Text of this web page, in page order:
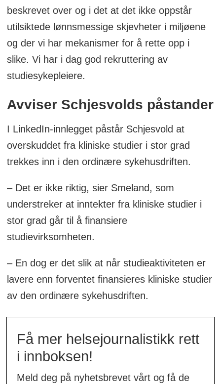
beskrevet over og i det at det ikke oppstår
utilsiktede lønnsmessige skjevheter i miljøene
og der vi har mekanismer for å rette opp i
slike. Vi har i dag god rekruttering av
studiesykepleiere.
Avviser Schjesvolds påstander
I LinkedIn-innlegget påstår Schjesvold at
overskuddet fra kliniske studier i stor grad
trekkes inn i den ordinære sykehusdriften.
– Det er ikke riktig, sier Smeland, som
understreker at inntekter fra kliniske studier i
stor grad går til å finansiere
studievirksomheten.
– En dog er det slik at når studieaktiviteten er
lavere enn forventet finansieres kliniske studier
av den ordinære sykehusdriften.
Få mer helsejournalistikk rett
i innboksen!
Meld deg på nyhetsbrevet vårt og få de